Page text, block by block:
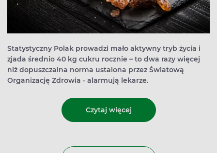
Statystyczny Polak prowadzi mało aktywny tryb życia i
zjada średnio 40 kg cukru rocznie – to dwa razy więcej
niż dopuszczalna norma ustalona przez Światową
Organizację Zdrowia - alarmują lekarze.
Czytaj więcej